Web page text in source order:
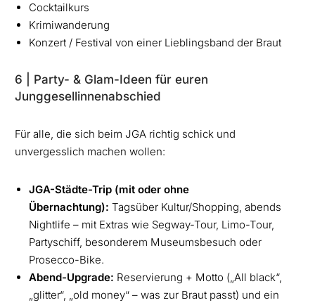
Cocktailkurs
Krimiwanderung
Konzert / Festival von einer Lieblingsband der Braut
6 | Party- & Glam-Ideen für euren
Junggesellinnenabschied
Für alle, die sich beim JGA richtig schick und
unvergesslich machen wollen:
JGA-Städte-Trip (mit oder ohne
Übernachtung): Tagsüber Kultur/Shopping, abends
Nightlife – mit Extras wie Segway-Tour, Limo-Tour,
Partyschiff, besonderem Museumsbesuch oder
Prosecco-Bike.
Abend-Upgrade: Reservierung + Motto („All black“,
„glitter“, „old money“ – was zur Braut passt) und ein